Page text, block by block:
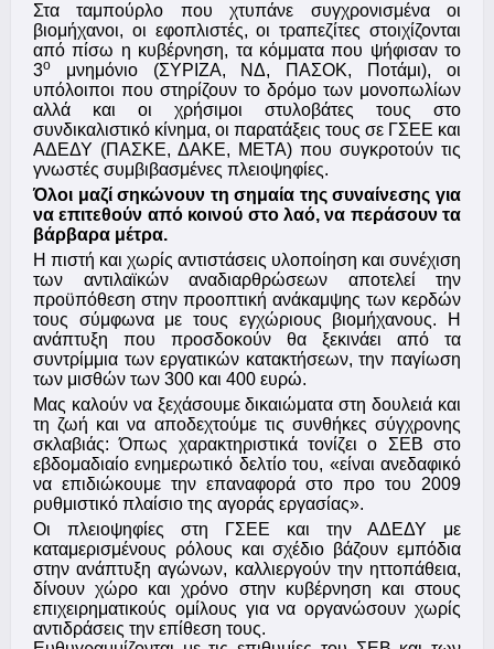
Στα ταμπούρλο που χτυπάνε συγχρονισμένα οι
βιομήχανοι, οι εφοπλιστές, οι τραπεζίτες στοιχίζονται
από πίσω η κυβέρνηση, τα κόμματα που ψήφισαν το
3ο
μνημόνιο (ΣΥΡΙΖΑ, ΝΔ, ΠΑΣΟΚ, Ποτάμι), οι
υπόλοιποι που στηρίζουν το δρόμο των μονοπωλίων
αλλά και οι χρήσιμοι στυλοβάτες τους στο
συνδικαλιστικό κίνημα, οι παρατάξεις τους σε ΓΣΕΕ και
ΑΔΕΔΥ (ΠΑΣΚΕ, ΔΑΚΕ, ΜΕΤΑ) που συγκροτούν τις
γνωστές συμβιβασμένες πλειοψηφίες.
Όλοι μαζί σηκώνουν τη σημαία της συναίνεσης για
να επιτεθούν από κοινού στο λαό, να περάσουν τα
βάρβαρα μέτρα.
Η πιστή και χωρίς αντιστάσεις υλοποίηση και συνέχιση
των αντιλαϊκών αναδιαρθρώσεων αποτελεί την
προϋπόθεση στην προοπτική ανάκαμψης των κερδών
τους σύμφωνα με τους εγχώριους βιομήχανους. Η
ανάπτυξη που προσδοκούν θα ξεκινάει από τα
συντρίμμια των εργατικών κατακτήσεων, την παγίωση
των μισθών των 300 και 400 ευρώ.
Μας καλούν να ξεχάσουμε δικαιώματα στη δουλειά και
τη ζωή και να αποδεχτούμε τις συνθήκες σύγχρονης
σκλαβιάς: Όπως χαρακτηριστικά τονίζει ο ΣΕΒ στο
εβδομαδιαίο ενημερωτικό δελτίο του, «είναι ανεδαφικό
να επιδιώκουμε την επαναφορά στο προ του 2009
ρυθμιστικό πλαίσιο της αγοράς εργασίας».
Οι πλειοψηφίες στη ΓΣΕΕ και την ΑΔΕΔΥ με
καταμερισμένους ρόλους και σχέδιο βάζουν εμπόδια
στην ανάπτυξη αγώνων, καλλιεργούν την ηττοπάθεια,
δίνουν χώρο και χρόνο στην κυβέρνηση και στους
επιχειρηματικούς ομίλους για να οργανώσουν χωρίς
αντιδράσεις την επίθεση τους.